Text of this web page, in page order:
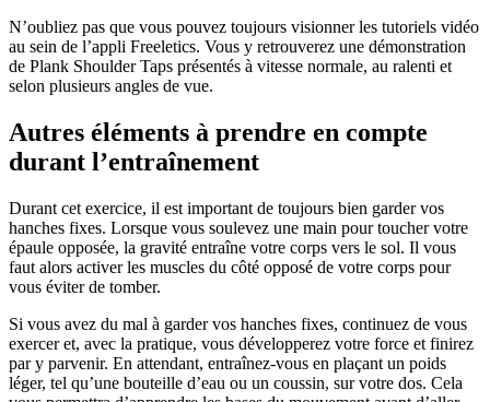
N’oubliez pas que vous pouvez toujours visionner les tutoriels vidéo
au sein de l’appli Freeletics. Vous y retrouverez une démonstration
de Plank Shoulder Taps présentés à vitesse normale, au ralenti et
selon plusieurs angles de vue.
Autres éléments à prendre en compte
durant l’entraînement
Durant cet exercice, il est important de toujours bien garder vos
hanches fixes. Lorsque vous soulevez une main pour toucher votre
épaule opposée, la gravité entraîne votre corps vers le sol. Il vous
faut alors activer les muscles du côté opposé de votre corps pour
vous éviter de tomber.
Si vous avez du mal à garder vos hanches fixes, continuez de vous
exercer et, avec la pratique, vous développerez votre force et finirez
par y parvenir. En attendant, entraînez-vous en plaçant un poids
léger, tel qu’une bouteille d’eau ou un coussin, sur votre dos. Cela